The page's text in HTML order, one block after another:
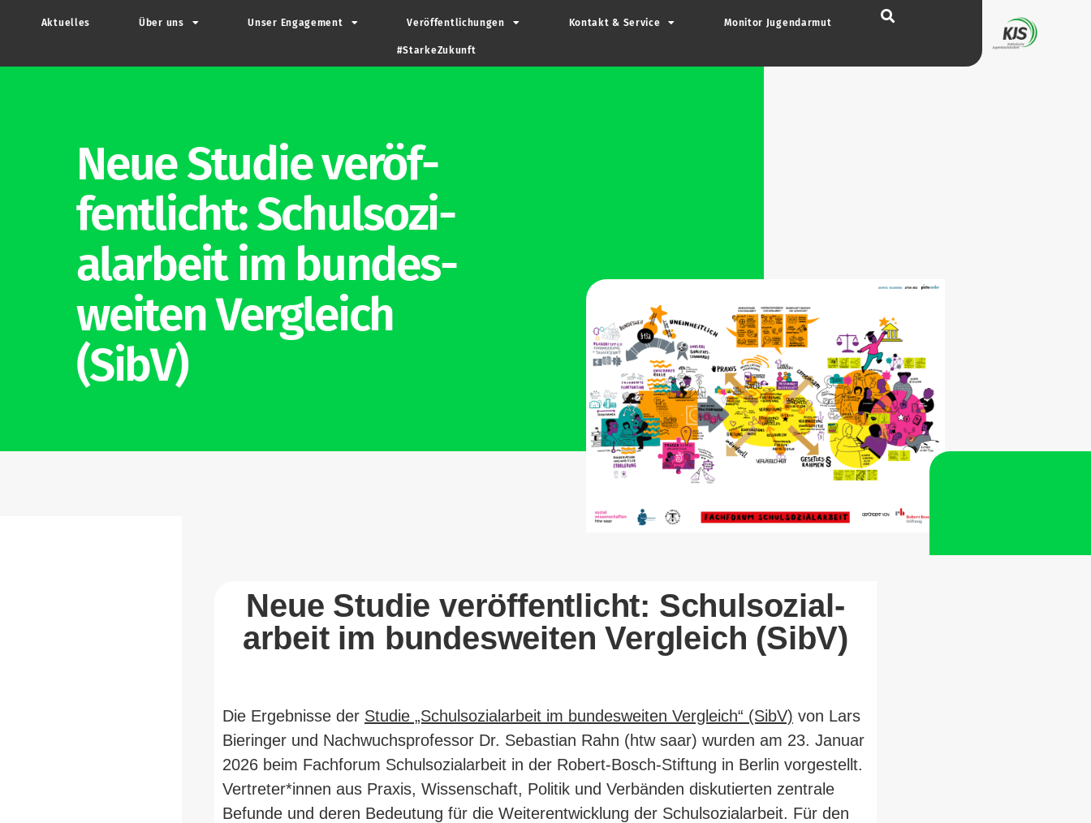
Aktu­elles Über uns Unser Enga­gement Ver­öf­fent­li­chungen Kontakt & Service Monitor Jugend­armut
#Star­ke­Zu­kunft
Neue Studie ver­öf­
fent­licht: Schul­so­zi­
al­arbeit im bun­des­
weiten Ver­gleich
(SibV)
Neue Studie ver­öf­fent­licht: Schul­so­zi­al­
arbeit im bun­des­weiten Ver­gleich (SibV)
Die Ergeb­nisse der Studie „Schul­so­zi­al­arbeit im bun­des­weiten Ver­gleich“ (SibV) von Lars
Bier­inger und Nach­wuchs­pro­fessor Dr. Sebastian Rahn (htw saar) wurden am 23. Januar
2026 beim Fach­forum Schul­so­zi­al­arbeit in der Robert-​Bosch-​Stiftung in Berlin vor­ge­stellt.
Vertreter*innen aus Praxis, Wis­sen­schaft, Politik und Ver­bänden dis­ku­tierten zen­trale
Befunde und deren Bedeutung für die Wei­ter­ent­wicklung der Schul­so­zi­al­arbeit. Für den